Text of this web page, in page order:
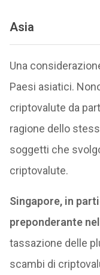
Asia
Una
Paesi asiatici.
criptovalute da
ragione dello
soggetti che
criptovalute.
Singapore, in
preponderante
tassazione delle
scambi di